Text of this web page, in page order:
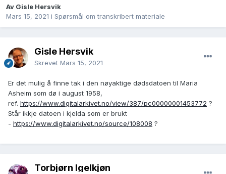
Av Gisle Hersvik
Mars 15, 2021 i Spørsmål om transkribert materiale
Gisle Hersvik
Skrevet Mars 15, 2021
Er det mulig å finne tak i den nøyaktige dødsdatoen til Maria
Asheim som dø i august 1958,
ref. https://www.digitalarkivet.no/view/387/pc00000001453772 ?
Står ikkje datoen i kjelda som er brukt
- https://www.digitalarkivet.no/source/108008 ?
Torbjørn Igelkjøn